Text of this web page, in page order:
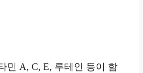
민 A, C, E, 루테인 등이 함